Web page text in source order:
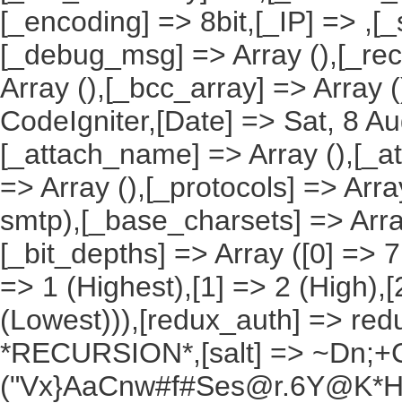
[_encoding] => 8bit,[_IP] =>
[_debug_msg] => Array
Array (),[_bcc_array] => Array
CodeIgniter,[Date] => Sat, 8
[_attach_name] => Array
=> Array (),[_protocols] =>
smtp),[_base_charsets] =>
[_bit_depths] => Array ([0] =>
=> 1 (Highest),[1] => 2
(Lowest))),[redux_auth] =>
*RECURSION*,[salt] =>